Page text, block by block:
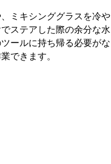
ミキシンググラスを冷や
ステアした際の余分な水
ールに持ち帰る必要がな
できます。